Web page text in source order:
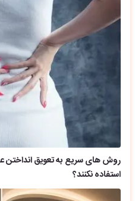
روش های سریع به تعویق انداختن
استفاده نکنند؟